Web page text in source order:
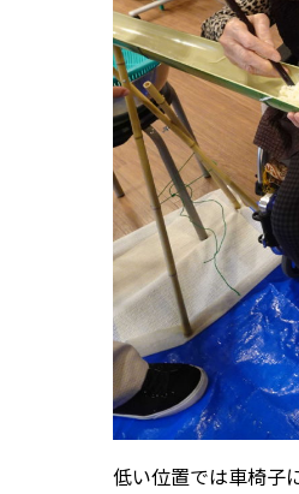
低い位置では車椅子